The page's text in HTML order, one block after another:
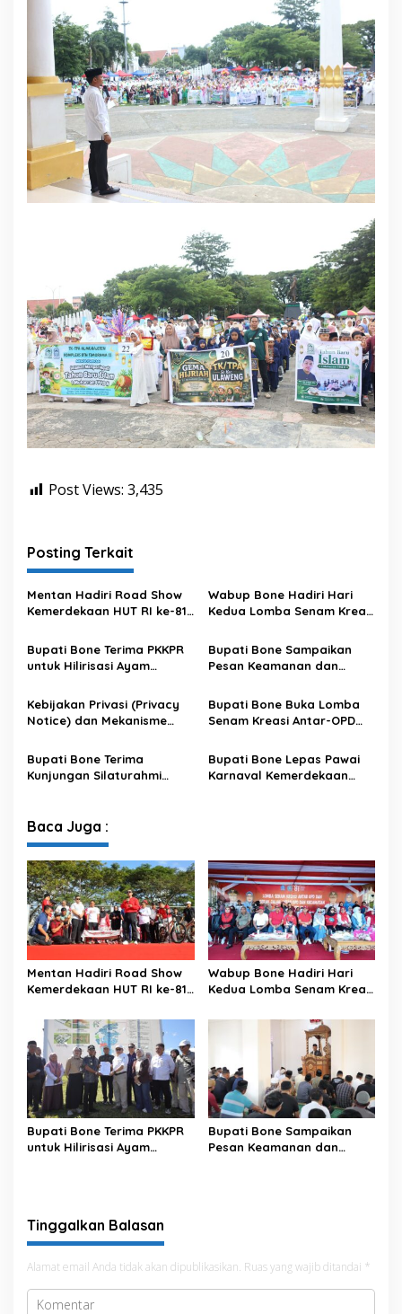
Post Views: 3,435
Posting Terkait
Mentan Hadiri Road Show
Kemerdekaan HUT RI ke-81
Kabupaten Bone, Dihadiri
Puluhan Ribu Masyarakat
Wabup Bone Hadiri Hari
Kedua Lomba Senam Kreasi
Bupati Bone Terima PKKPR
untuk Hilirisasi Ayam
Bupati Bone Sampaikan
Pesan Keamanan dan
Kebijakan Privasi (Privacy
Notice) dan Mekanisme
Data pada Portal Bone
Satu Data
Bupati Bone Buka Lomba
Senam Kreasi Antar-OPD
Bupati Bone Terima
Kunjungan Silaturahmi
Bupati Bone Lepas Pawai
Karnaval Kemerdekaan
Baca Juga :
Mentan Hadiri Road Show
Kemerdekaan HUT RI ke-81
Kabupaten Bone, Dihadiri
Puluhan Ribu Masyarakat
Wabup Bone Hadiri Hari
Kedua Lomba Senam Kreasi
Bupati Bone Terima PKKPR
untuk Hilirisasi Ayam
Bupati Bone Sampaikan
Pesan Keamanan dan
Tinggalkan Balasan
Alamat email Anda tidak akan dipublikasikan. Ruas yang wajib ditandai *